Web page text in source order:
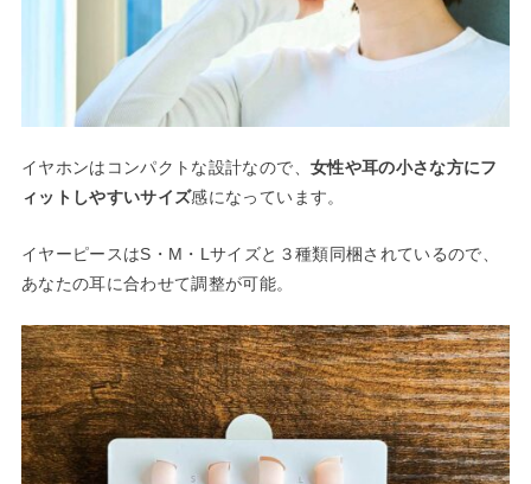
イヤホンはコンパクトな設計なので、 女性や耳の小さな方にフ
ィットしやすいサイズ感になっています。
イヤーピースはS・M・Lサイズと３種類同梱されているので、
あなたの耳に合わせて調整が可能。